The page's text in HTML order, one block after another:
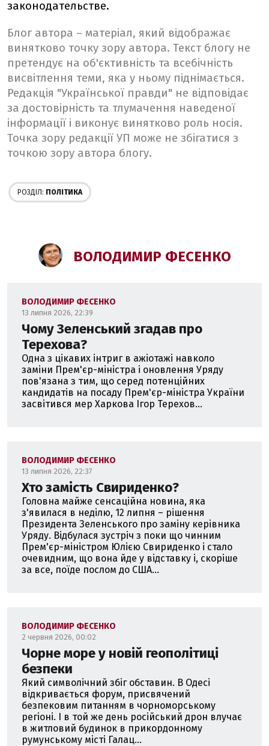
законодательстве.
Блог автора – матеріал, який відображає
винятково точку зору автора. Текст блогу не
претендує на об'єктивність та всебічність
висвітлення теми, яка у ньому піднімається.
Редакція "Української правди" не відповідає
за достовірність та тлумачення наведеної
інформації і виконує винятково роль носія.
Точка зору редакції УП може не збігатися з
точкою зору автора блогу.
РОЗДІЛ: ПОЛІТИКА
ВОЛОДИМИР ФЕСЕНКО
ВОЛОДИМИР ФЕСЕНКО
13 липня 2026, 22:39
Чому Зеленський згадав про
Терехова?
Одна з цікавих інтриг в ажіотажі навколо
заміни Прем'єр-міністра і оновлення Уряду
пов'язана з тим, що серед потенційних
кандидатів на посаду Прем'єр-міністра України
засвітився мер Харкова Ігор Терехов...
ВОЛОДИМИР ФЕСЕНКО
13 липня 2026, 22:37
Хто замість Свириденко?
Головна майже сенсаційна новина, яка
з'явилася в неділю, 12 липня – рішення
Президента Зеленського про заміну керівника
Уряду. Відбулася зустріч з поки що чинним
Прем'єр-міністром Юлією Свириденко і стало
очевидним, що вона йде у відставку і, скоріше
за все, поїде послом до США...
ВОЛОДИМИР ФЕСЕНКО
2 червня 2026, 00:02
Чорне море у новій геополітиці
безпеки
Який символічний збіг обставин. В Одесі
відкривається форум, присвячений
безпековим питанням в чорноморському
регіоні. І в той же день російський дрон влучає
в житловий будинок в прикордонному
румунському місті Галац...